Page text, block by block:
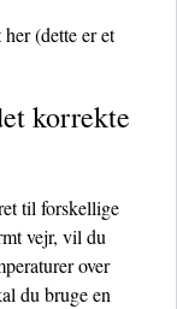
her(dette er et
korrekte
til forskellige
vejr, vil du
over
du bruge en